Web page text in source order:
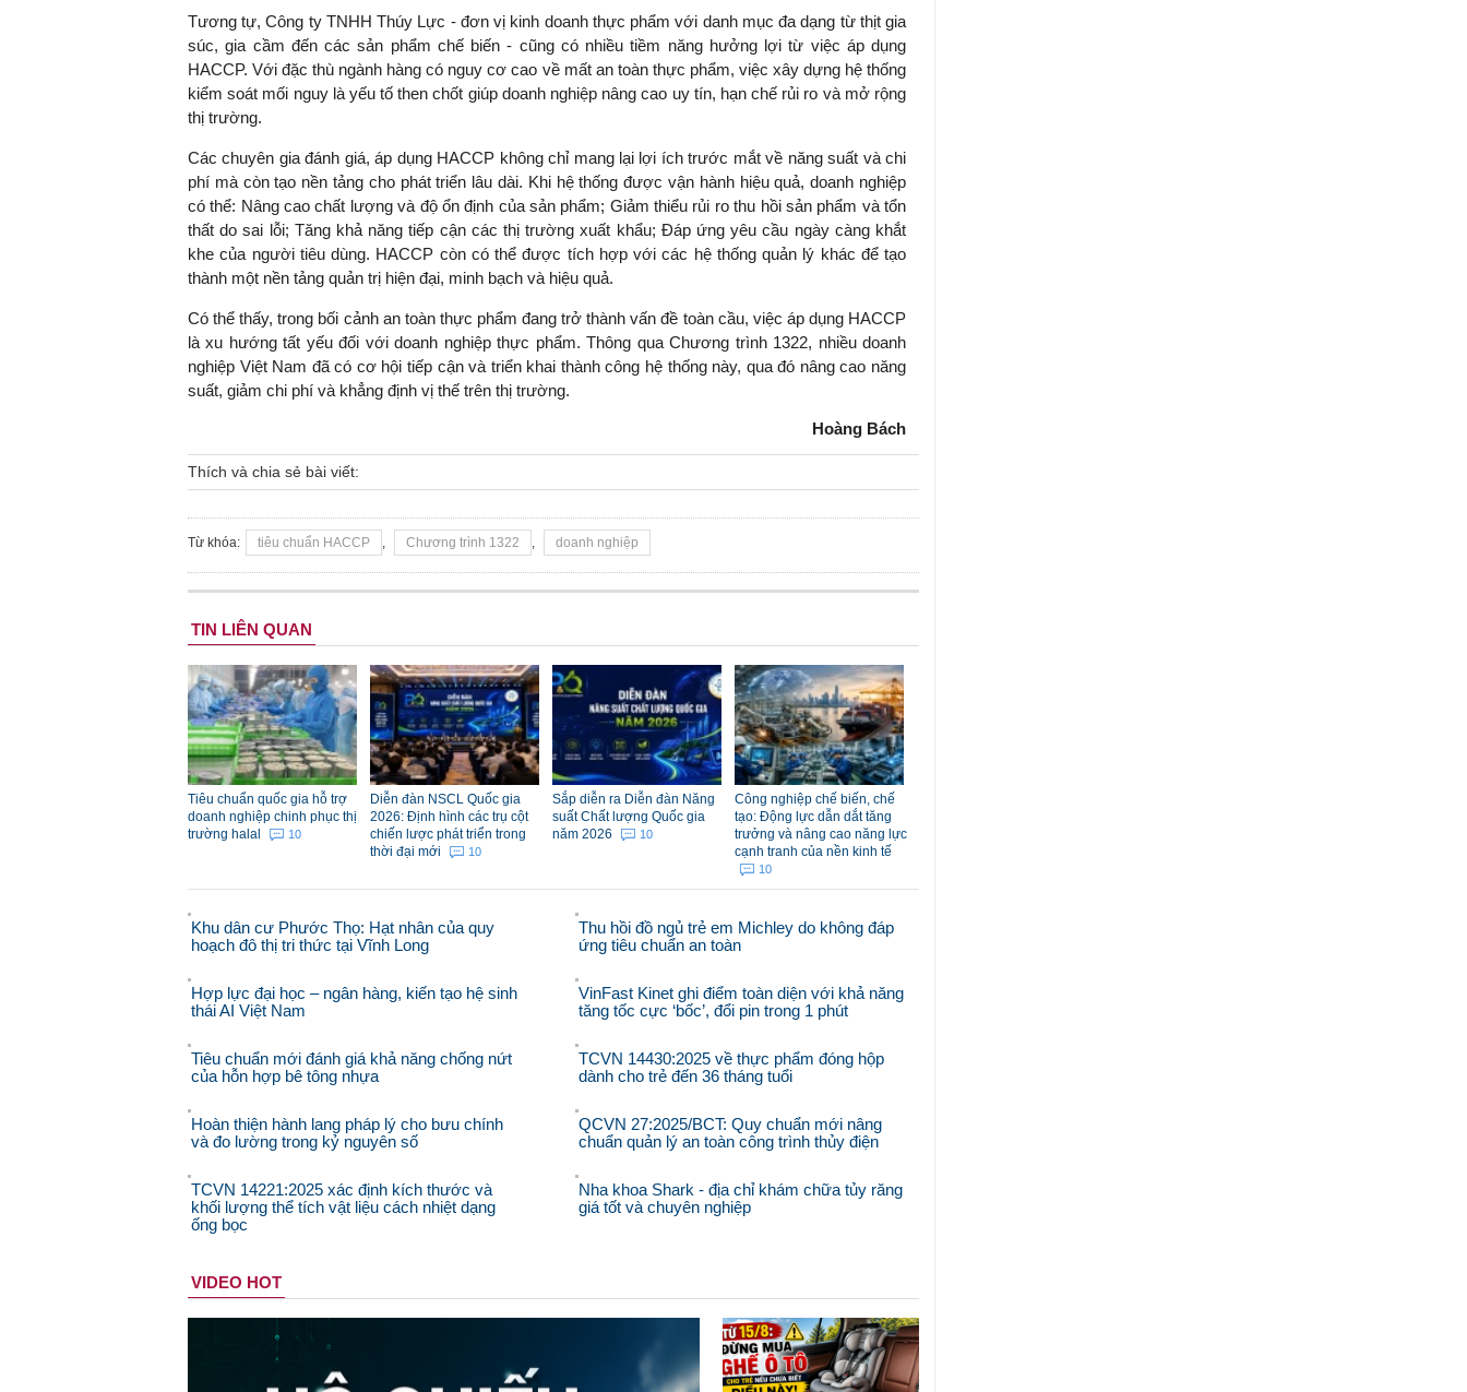
Tương tự, Công ty TNHH Thúy Lực - đơn vị kinh doanh thực phẩm với danh mục đa dạng từ thịt gia
súc, gia cầm đến các sản phẩm chế biến - cũng có nhiều tiềm năng hưởng lợi từ việc áp dụng
HACCP. Với đặc thù ngành hàng có nguy cơ cao về mất an toàn thực phẩm, việc xây dựng hệ thống
kiểm soát mối nguy là yếu tố then chốt giúp doanh nghiệp nâng cao uy tín, hạn chế rủi ro và mở rộng
thị trường.
Các chuyên gia đánh giá, áp dụng HACCP không chỉ mang lại lợi ích trước mắt về năng suất và chi
phí mà còn tạo nền tảng cho phát triển lâu dài. Khi hệ thống được vận hành hiệu quả, doanh nghiệp
có thể: Nâng cao chất lượng và độ ổn định của sản phẩm; Giảm thiểu rủi ro thu hồi sản phẩm và tổn
thất do sai lỗi; Tăng khả năng tiếp cận các thị trường xuất khẩu; Đáp ứng yêu cầu ngày càng khắt
khe của người tiêu dùng. HACCP còn có thể được tích hợp với các hệ thống quản lý khác để tạo
thành một nền tảng quản trị hiện đại, minh bạch và hiệu quả.
Có thể thấy, trong bối cảnh an toàn thực phẩm đang trở thành vấn đề toàn cầu, việc áp dụng HACCP
là xu hướng tất yếu đối với doanh nghiệp thực phẩm. Thông qua Chương trình 1322, nhiều doanh
nghiệp Việt Nam đã có cơ hội tiếp cận và triển khai thành công hệ thống này, qua đó nâng cao năng
suất, giảm chi phí và khẳng định vị thế trên thị trường.
Hoàng Bách
Thích và chia sẻ bài viết:
Từ khóa: tiêu chuẩn HACCP , Chương trình 1322 , doanh nghiệp
TIN LIÊN QUAN
Tiêu chuẩn quốc gia hỗ trợ
doanh nghiệp chinh phục thị
trường halal
10
Diễn đàn NSCL Quốc gia
2026: Định hình các trụ cột
chiến lược phát triển trong
thời đại mới
10
Sắp diễn ra Diễn đàn Năng
suất Chất lượng Quốc gia
năm 2026
10
Công nghiệp chế biến, chế
tạo: Động lực dẫn dắt tăng
trưởng và nâng cao năng lực
cạnh tranh của nền kinh tế
10
Khu dân cư Phước Thọ: Hạt nhân của quy
hoạch đô thị tri thức tại Vĩnh Long
Hợp lực đại học – ngân hàng, kiến tạo hệ sinh
thái AI Việt Nam
Tiêu chuẩn mới đánh giá khả năng chống nứt
của hỗn hợp bê tông nhựa
Hoàn thiện hành lang pháp lý cho bưu chính
và đo lường trong kỷ nguyên số
TCVN 14221:2025 xác định kích thước và
khối lượng thể tích vật liệu cách nhiệt dạng
ống bọc
Thu hồi đồ ngủ trẻ em Michley do không đáp
ứng tiêu chuẩn an toàn
VinFast Kinet ghi điểm toàn diện với khả năng
tăng tốc cực ‘bốc’, đổi pin trong 1 phút
TCVN 14430:2025 về thực phẩm đóng hộp
dành cho trẻ đến 36 tháng tuổi
QCVN 27:2025/BCT: Quy chuẩn mới nâng
chuẩn quản lý an toàn công trình thủy điện
Nha khoa Shark - địa chỉ khám chữa tủy răng
giá tốt và chuyên nghiệp
VIDEO HOT